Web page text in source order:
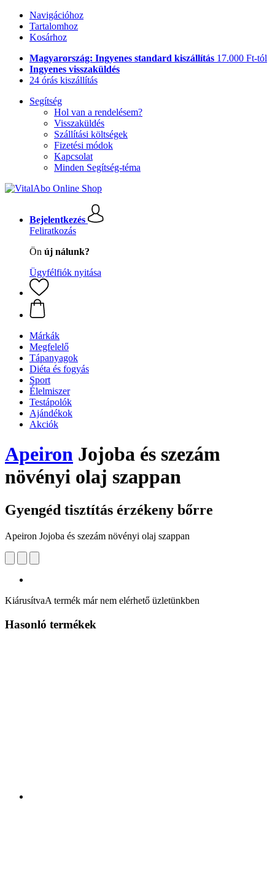
Navigációhoz
Tartalomhoz
Kosárhoz
Magyarország: Ingyenes standard kiszállítás 17.000 Ft-tól
Ingyenes visszaküldés
24 órás kiszállítás
Segítség
Hol van a rendelésem?
Visszaküldés
Szállítási költségek
Fizetési módok
Kapcsolat
Minden Segítség-téma
Bejelentkezés
Feliratkozás
Ön új nálunk?
Ügyfélfiók nyitása
Márkák
Megfelelő
Tápanyagok
Diéta és fogyás
Sport
Élelmiszer
Testápolók
Ajándékok
Akciók
Apeiron Jojoba és szezám
növényi olaj szappan
Gyengéd tisztítás érzékeny bőrre
Apeiron Jojoba és szezám növényi olaj szappan
KiárusítvaA termék már nem elérhető üzletünkben
Hasonló termékek